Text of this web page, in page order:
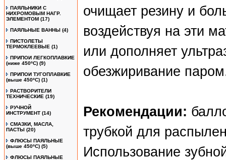
ПАЯЛЬНИКИ С
НИХРОМОВЫМ НАГР.
ЭЛЕМЕНТОМ (17)
ПАЯЛЬНЫЕ ВАННЫ (4)
ПИСТОЛЕТЫ
ТЕРМОКЛЕЕВЫЕ (1)
ПРИПОИ ЛЕГКОПЛАВКИЕ
(ниже 450ºС) (9)
ПРИПОИ ТУГОПЛАВКИЕ
(выше 450ºС) (1)
РАСТВОРИТЕЛИ
ТЕХНИЧЕСКИЕ (19)
РУЧНОЙ
ИНСТРУМЕНТ (14)
СМАЗКИ, МАСЛА,
ПАСТЫ (20)
ФЛЮСЫ ПАЯЛЬНЫЕ
(выше 450ºC) (5)
ФЛЮСЫ ПАЯЛЬНЫЕ
очищает резину и
воздействуя на эти
или дополняет
обезжиривание
Рекомендации:
трубкой для
Использование